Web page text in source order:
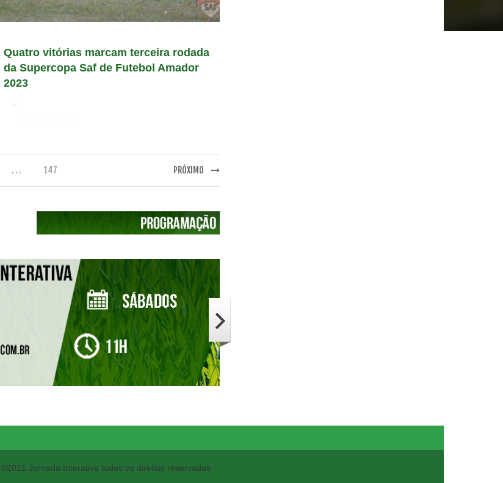
Quatro vitórias marcam terceira rodada
da Supercopa Saf de Futebol Amador
2023
. . . 147 PRÓXIMO
©2021 Jornada Interativa todos os direitos reservados